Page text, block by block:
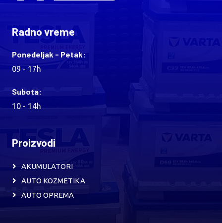
Radno vreme
Ponedeljak - Petak:
09 - 17h
Subota:
10 - 14h
Proizvodi
AKUMULATORI
AUTO KOZMETIKA
AUTO OPREMA